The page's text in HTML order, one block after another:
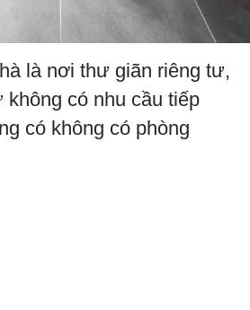
là nơi thư giãn riêng tư,
không có nhu cầu tiếp
có không có phòng